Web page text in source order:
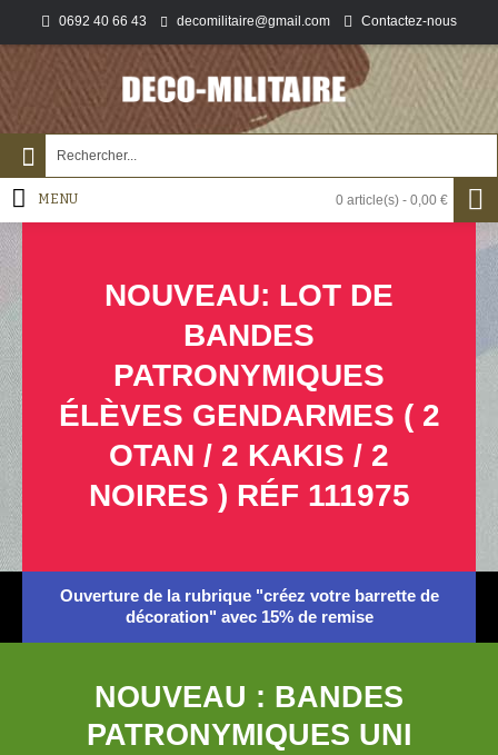
0692 40 66 43 decomilitaire@gmail.com Contactez-nous
0 article(s) - 0,00 €
MENU
NOUVEAU: LOT DE
BANDES
PATRONYMIQUES
ÉLÈVES GENDARMES ( 2
OTAN / 2 KAKIS / 2
NOIRES ) RÉF 111975
Ouverture de la rubrique "créez votre barrette de
décoration" avec 15% de remise
NOUVEAU : BANDES
PATRONYMIQUES UNI